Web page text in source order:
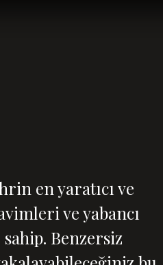
en yaratıcı ve
ve yabancı
Benzersiz